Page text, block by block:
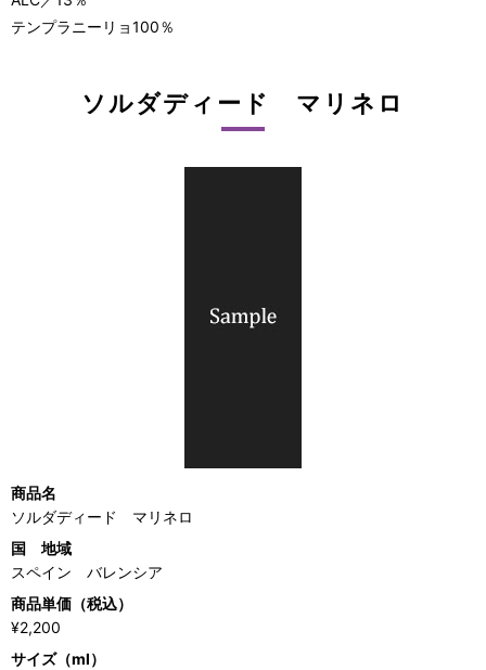
テンプラニーリョ100％
ソルダディード マリネロ
商品名
ソルダディード マリネロ
国 地域
スペイン バレンシア
商品単価（税込）
¥2,200
サイズ（ml）